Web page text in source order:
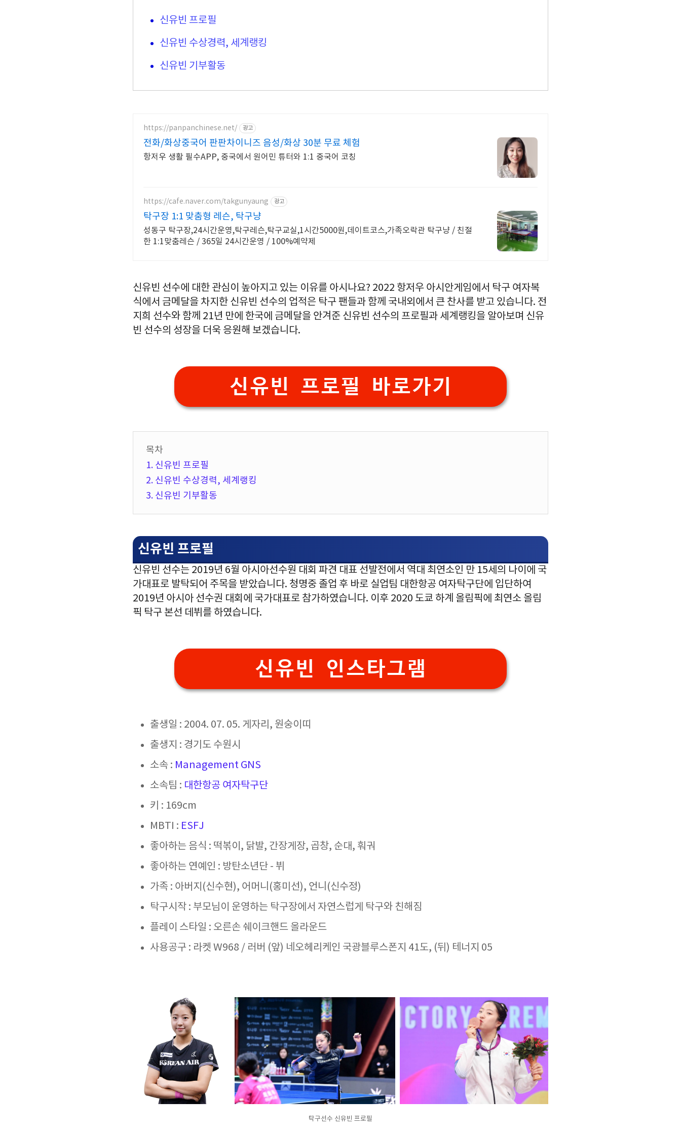
신유빈 프로필
신유빈 수상경력, 세계랭킹
신유빈 기부활동
https://panpanchinese.net/ 광고
전화/화상중국어 판판차이니즈 음성/화상 30분 무료 체험
항저우 생활 필수APP, 중국에서 원어민 튜터와 1:1 중국어 코칭
https://cafe.naver.com/takgunyaung 광고
탁구장 1:1 맞춤형 레슨, 탁구냥
성동구 탁구장,24시간운영,탁구레슨,탁구교실,1시간5000원,데이트코스,가족오락관 탁구냥 / 친절
한 1:1맞춤레슨 / 365일 24시간운영 / 100%예약제
신유빈 선수에 대한 관심이 높아지고 있는 이유를 아시나요? 2022 항저우 아시안게임에서 탁구 여자복
식에서 금메달을 차지한 신유빈 선수의 업적은 탁구 팬들과 함께 국내외에서 큰 찬사를 받고 있습니다. 전
지희 선수와 함께 21년 만에 한국에 금메달을 안겨준 신유빈 선수의 프로필과 세계랭킹을 알아보며 신유
빈 선수의 성장을 더욱 응원해 보겠습니다.
신유빈 프로필 바로가기
목차
1. 신유빈 프로필
2. 신유빈 수상경력, 세계랭킹
3. 신유빈 기부활동
신유빈 프로필
신유빈 선수는 2019년 6월 아시아선수원 대회 파견 대표 선발전에서 역대 최연소인 만 15세의 나이에 국
가대표로 발탁되어 주목을 받았습니다. 청명중 졸업 후 바로 실업팀 대한항공 여자탁구단에 입단하여
2019년 아시아 선수권 대회에 국가대표로 참가하였습니다. 이후 2020 도쿄 하계 올림픽에 최연소 올림
픽 탁구 본선 데뷔를 하였습니다.
신유빈 인스타그램
출생일 : 2004. 07. 05. 게자리, 원숭이띠
출생지 : 경기도 수원시
소속 : Management GNS
소속팀 : 대한항공 여자탁구단
키 : 169cm
MBTI : ESFJ
좋아하는 음식 : 떡볶이, 닭발, 간장게장, 곱창, 순대, 훠궈
좋아하는 연예인 : 방탄소년단 - 뷔
가족 : 아버지(신수현), 어머니(홍미선), 언니(신수정)
탁구시작 : 부모님이 운영하는 탁구장에서 자연스럽게 탁구와 친해짐
플레이 스타일 : 오른손 쉐이크핸드 올라운드
사용공구 : 라켓 W968 / 러버 (앞) 네오헤리케인 국광블루스폰지 41도, (뒤) 테너지 05
탁구선수 신유빈 프로필